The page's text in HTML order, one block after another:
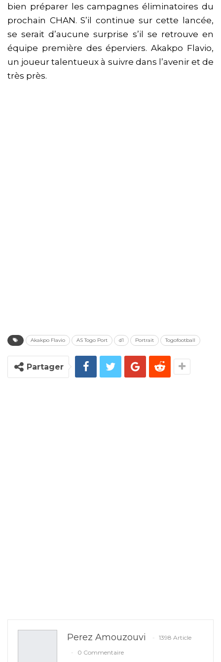
bien préparer les campagnes éliminatoires du
prochain CHAN. S’il continue sur cette lancée,
se serait d’aucune surprise s’il se retrouve en
équipe première des éperviers. Akakpo Flavio,
un joueur talentueux à suivre dans l’avenir et de
très près.
Akakpo Flavio AS Togo Port d1 Portrait Togofootball
Partager
Perez Amouzouvi
1398 Article
0 Commentaire